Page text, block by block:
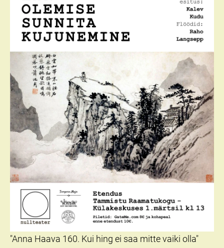
"Anna Haava 160. Kui hing ei saa mitte vaiki olla"